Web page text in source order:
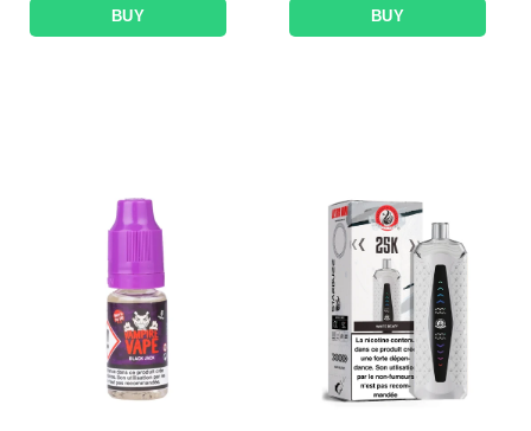
BUY BUY